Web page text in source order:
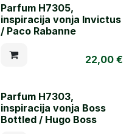
Parfum H7305,
inspiracija vonja Invictus
/ Paco Rabanne
22,00€
Parfum H7303,
inspiracija vonja Boss
Bottled / Hugo Boss